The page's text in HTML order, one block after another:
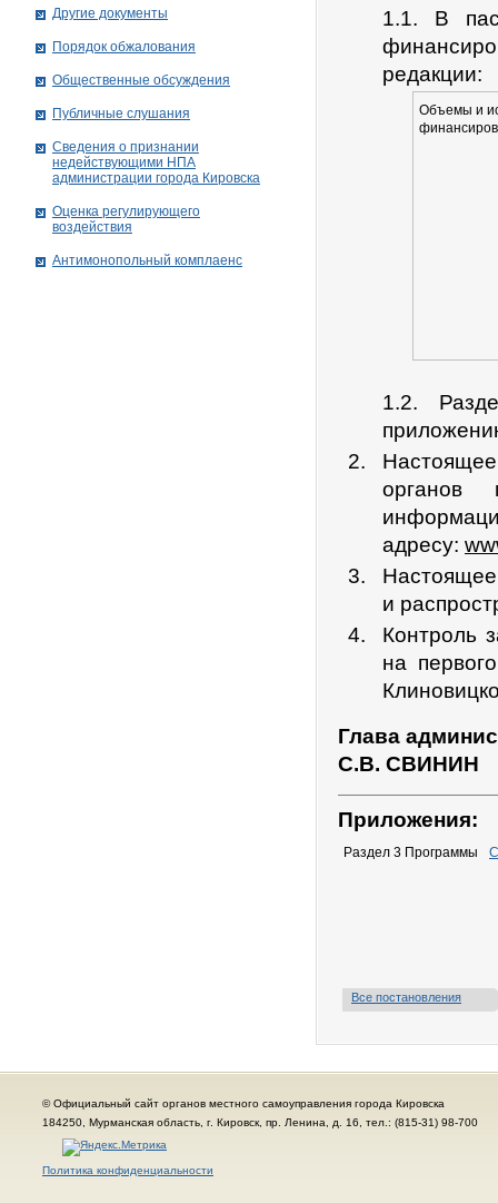
1.1. В
редакции:
Объемы и
1.2.
органов
адресу:
Настоящее
и
Контроль
на
Глава
С.В. СВИНИН
Приложения:
Раздел 3 Программы
Все постановления
Другие документы
Порядок обжалования
Общественные обсуждения
Публичные слушания
Сведения о признании
недействующими НПА
администрации города Кировскa
Оценка регулирующего
воздействия
Антимонопольный комплаенс
© Официальный сайт органов местного самоуправления города Кировска
184250, Мурманская область, г. Кировск, пр. Ленина, д. 16, тел.: (815-31) 98-700
Политика конфиденциальности